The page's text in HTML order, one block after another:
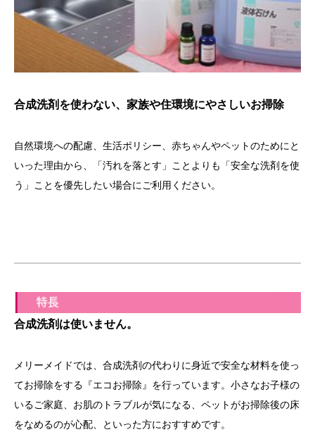
合成洗剤を使わない、家族や住環境にやさしいお掃除
自然環境への配慮、生活ポリシー、赤ちゃんやペットのためにと
いった理由から、「汚れを落とす」ことよりも「安全な洗剤を使
う」ことを優先したい場合にご利用ください。
合成洗剤は使いません。
メリーメイドでは、合成洗剤の代わりに身近で安全な材料を使っ
てお掃除をする『エコお掃除』を行っています。小さなお子様の
いるご家庭、お肌のトラブルが気になる、ペットがお掃除後の床
をなめるのが心配、といった方におすすめです。